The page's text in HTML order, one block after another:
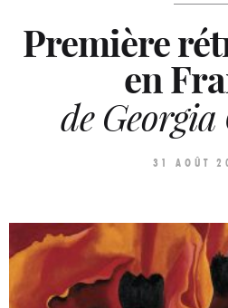
Première
en
de Georgia
31 AOÛT